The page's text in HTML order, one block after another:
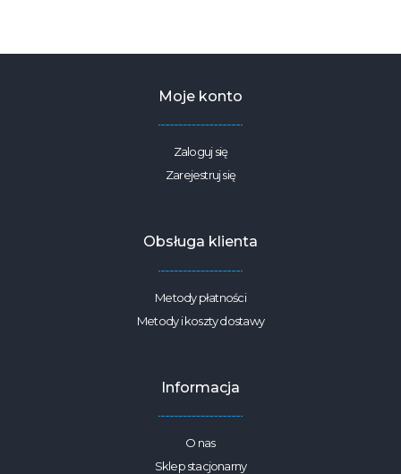
Moje konto
Zaloguj się
Zarejestruj się
Obsługa klienta
Metody płatności
Metody i koszty dostawy
Informacja
O nas
Sklep stacjonarny